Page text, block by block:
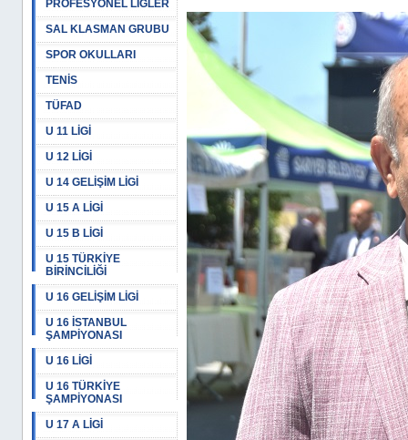
PROFESYONEL LİGLER
SAL KLASMAN GRUBU
SPOR OKULLARI
TENİS
TÜFAD
U 11 LİGİ
U 12 LİGİ
U 14 GELİŞİM LİGİ
U 15 A LİGİ
U 15 B LİGİ
U 15 TÜRKİYE
BİRİNCİLİĞİ
U 16 GELİŞİM LİGİ
U 16 İSTANBUL
ŞAMPİYONASI
U 16 LİGİ
U 16 TÜRKİYE
ŞAMPİYONASI
U 17 A LİGİ